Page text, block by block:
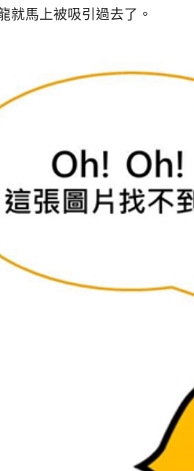
就馬上被吸引過去了。